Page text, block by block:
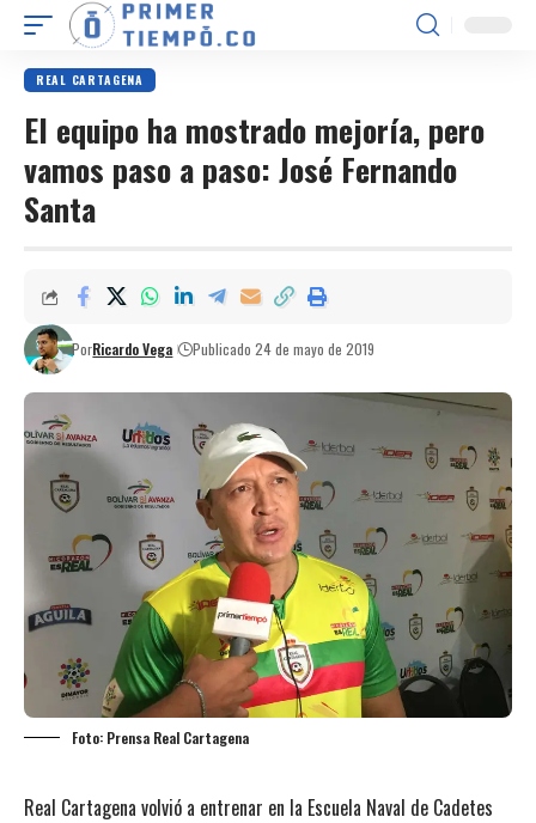
REAL CARTAGENA
El equipo ha mostrado mejoría, pero
vamos paso a paso: José Fernando
Santa
PorRicardo Vega Publicado 24 de mayo de 2019
Foto: Prensa Real Cartagena
Real Cartagena volvió a entrenar en la Escuela Naval de Cadetes